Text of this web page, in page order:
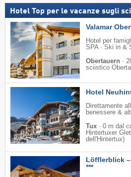
Hotel Top per le vacanze sugli sci
Valamar
Hotel per
SPA · Ski in &
Obertauern ·
sciistico
Hotel
Direttamente
benessere &
Tux · 0 m dal
Hintertuxer
dell'Hintertux)
Löfflerblick
***